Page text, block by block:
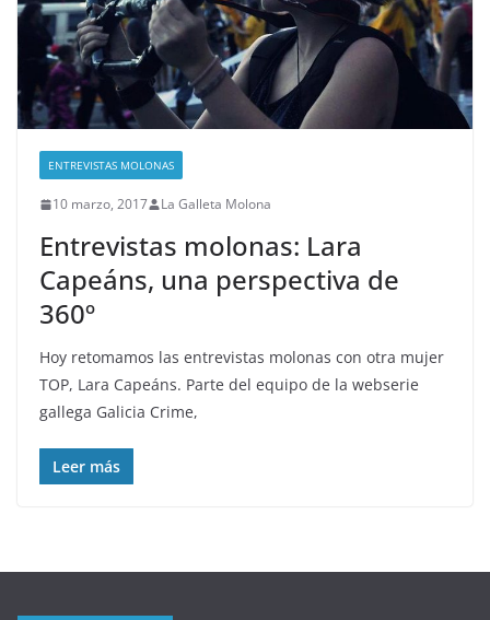
ENTREVISTAS MOLONAS
10 marzo, 2017 La Galleta Molona
Entrevistas molonas: Lara
Capeáns, una perspectiva de
360º
Hoy retomamos las entrevistas molonas con otra mujer
TOP, Lara Capeáns. Parte del equipo de la webserie
gallega Galicia Crime,
Leer más